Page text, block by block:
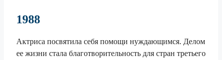
1988
Актриса посвятила себя помощи нуждающимся. Делом
ее жизни стала благотворительность для стран третьего